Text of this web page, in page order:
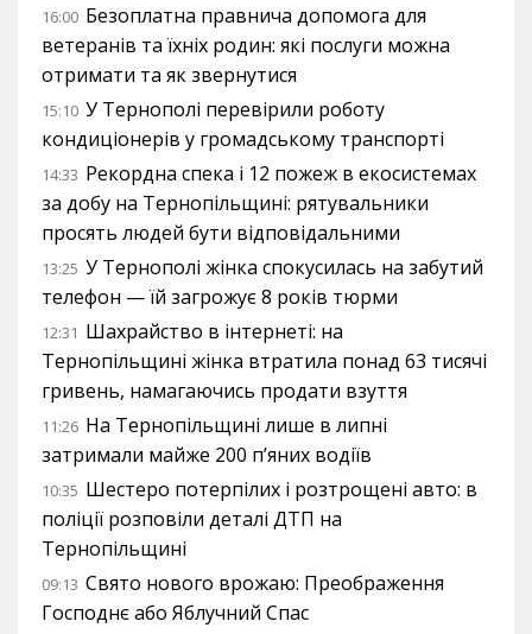
16:00 Безоплатна правнича допомога для
ветеранів та їхніх родин: які послуги можна
отримати та як звернутися
15:10 У Тернополі перевірили роботу
кондиціонерів у громадському транспорті
14:33 Рекордна спека і 12 пожеж в екосистемах
за добу на Тернопільщині: рятувальники
просять людей бути відповідальними
13:25 У Тернополі жінка спокусилась на забутий
телефон — їй загрожує 8 років тюрми
12:31 Шахрайство в інтернеті: на
Тернопільщині жінка втратила понад 63 тисячі
гривень, намагаючись продати взуття
11:26 На Тернопільщині лише в липні
затримали майже 200 п’яних водіїв
10:35 Шестеро потерпілих і розтрощені авто: в
поліції розповіли деталі ДТП на
Тернопільщині
09:13 Свято нового врожаю: Преображення
Господнє або Яблучний Спас